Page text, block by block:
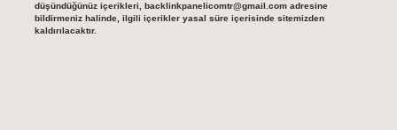
düşündüğünüz içerikleri, backlinkpanelicomtr@gmail.comadresine
bildirmeniz halinde, ilgili içerikler yasal süre içerisinde sitemizden
kaldırılacaktır.